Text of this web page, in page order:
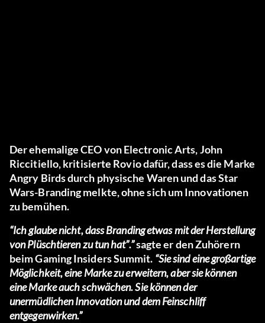
Der ehemalige CEO von Electronic Arts, John
Riccitiello, kritisierte Rovio dafür, dass es die Marke
Angry Birds durch physische Waren und das Star
Wars-Branding melkte, ohne sich um Innovationen
zu bemühen.
“Ich glaube nicht, dass Branding etwas mit der Herstellung
von Plüschtieren zu tun hat”.”sagte er den Zuhörern
beim Gaming Insiders Summit. “Sie sind eine großartige
Möglichkeit, eine Marke zu erweitern, aber sie können
eine Marke auch schwächen. Sie können der
unermüdlichen Innovation und dem Feinschliff
entgegenwirken.”